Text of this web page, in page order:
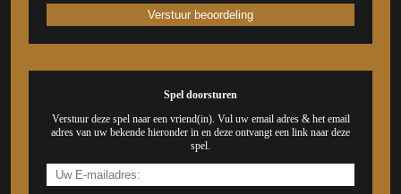
Spel doorsturen
Verstuur deze spel naar een vriend(in). Vul uw email adres & het email
adres van uw bekende hieronder in en deze ontvangt een link naar deze
spel.